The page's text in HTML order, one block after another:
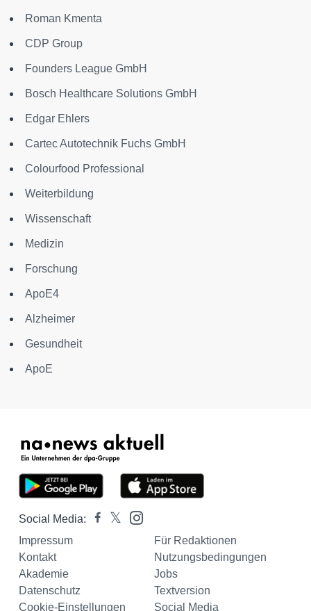
Roman Kmenta
CDP Group
Founders League GmbH
Bosch Healthcare Solutions GmbH
Edgar Ehlers
Cartec Autotechnik Fuchs GmbH
Colourfood Professional
Weiterbildung
Wissenschaft
Medizin
Forschung
ApoE4
Alzheimer
Gesundheit
ApoE
Social Media:
Impressum
Für Redaktionen
Kontakt
Nutzungsbedingungen
Akademie
Jobs
Datenschutz
Textversion
Cookie-Einstellungen
Social Media